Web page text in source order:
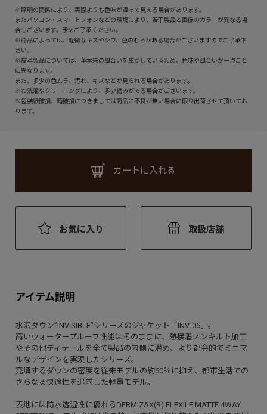
※照明の関係により、実際よりも色味が違って見える場合があります。
またパソコン・スマートフォンなどの環境により、若干製品と画像のカラーが異なる場
合もございます。予めご了承ください。
※商品によっては、軽微なキズやシワ、色のむらがある場合がございますのでご了承下
さい。
※皮革製品については、革本来の風合いを生かしているため、色味や風合いが一点ごと
に異なります。
また、多少の色ムラ、汚れ、キズなどが見られる場合があります。
※お洗濯やクリーニングにより、多少縮みがでる場合がございます。
※包装紙破損、箱破損につきましては商品に不良が無い場合に限り出荷させて頂いてお
ります。
カートに入れる
お気に入り 取扱店舗
アイテム説明
水沢ダウン”INVISIBLE”シリーズのジャケット「INV-06」。
高いウォータープルーフ性能はそのままに、熱接着ノンキルト加工
やその他ディテールを全て製品の内側に潜め、より都会的でミニマ
ルなデザインを実現したシリーズ。
充填するダウンの密度を従来モデルの約60％に抑え、都市生活での
さらなる快適性を追求した軽量モデル。
表地には防水透湿性に優れるDERMIZAX(R) FLEXILE MATTE 4WAY